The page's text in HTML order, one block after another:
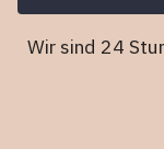
Wir sind 24